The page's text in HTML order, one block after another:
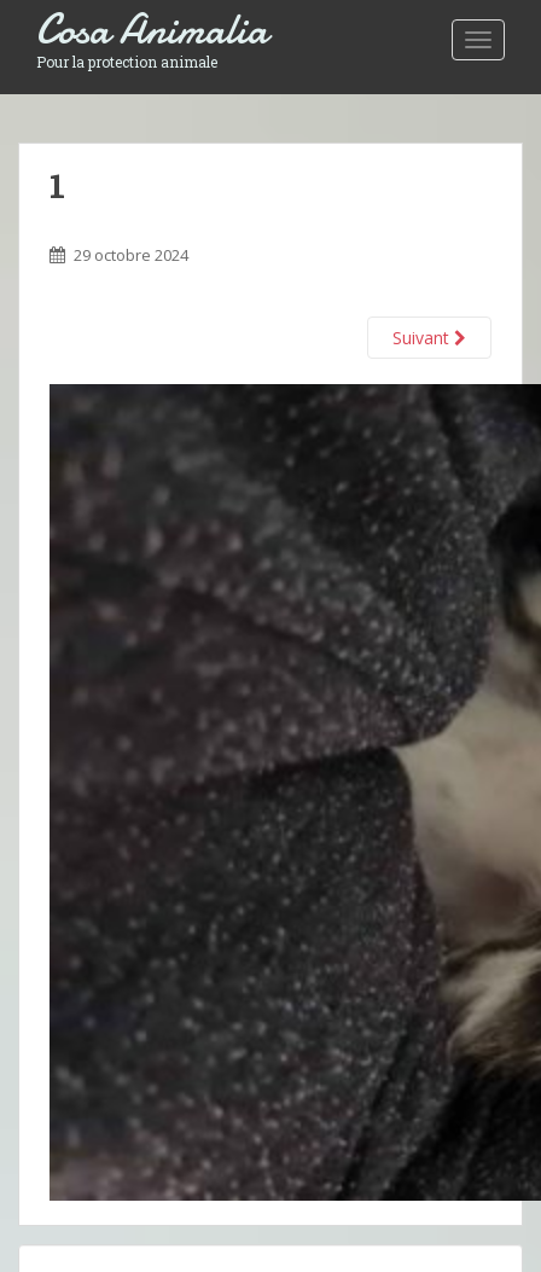
Toggle
Cosa Animalia
Pour la protection animale
1
29 octobre 2024
Suivant